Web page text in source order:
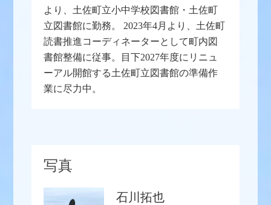
より、土佐町立小中学校図書館・土佐町
立図書館に勤務。 2023年4月より、土佐町
読書推進コーディネーターとして町内図
書館整備に従事。目下2027年度にリニュ
ーアル開館する土佐町立図書館の準備作
業に尽力中。
写真
石川拓也